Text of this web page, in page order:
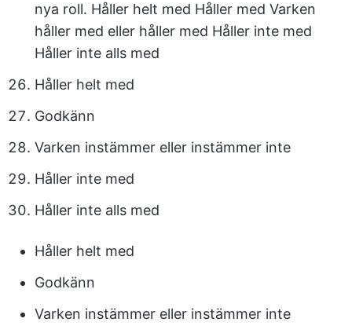
nya roll. Håller helt med Håller med Varken
håller med eller håller med Håller inte med
Håller inte alls med
Håller helt med
Godkänn
Varken instämmer eller instämmer inte
Håller inte med
Håller inte alls med
Håller helt med
Godkänn
Varken instämmer eller instämmer inte